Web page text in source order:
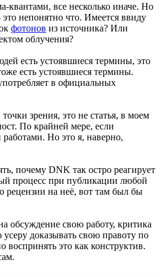
квантами, все несколько иначе. Но
это непонятно что. Имеется ввиду
фотонов из источника? Или
облучения?
есть устоявшиеся термины, это
есть устоявшиеся термины.
в официальных
зрения, это не статья, в моем
По крайней мере, если
Но это я, наверно,
почему DNK так остро реагирует
процесс при публикации любой
рецензии на неё, вот там был бы
обсуждение свою работу, критика
доказывать свою правоту по
это как конструктив.